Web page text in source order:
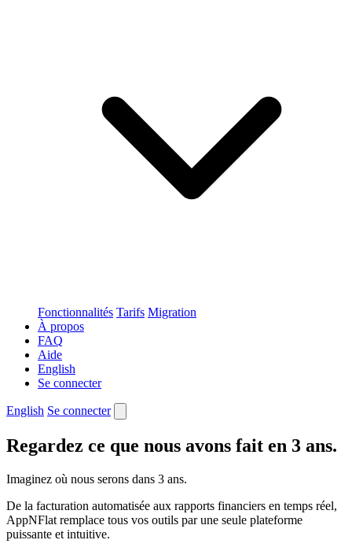
Fonctionnalités Tarifs Migration
À propos
FAQ
Aide
English
Se connecter
English Se connecter
Regardez ce que nous avons fait en 3 ans.
Imaginez où nous serons dans 3 ans.
De la facturation automatisée aux rapports financiers en temps réel,
AppNFlat remplace tous vos outils par une seule plateforme
puissante et intuitive.